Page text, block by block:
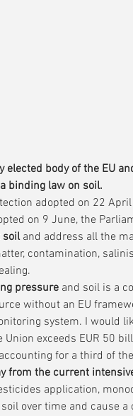
elected body of the EU
binding law on soil.
adopted on 22
on 9 June, the
soil and address all the
contamination,
pressure and soil is a
without an EU
system. I would
exceeds EUR 50
accounting for a third of
from the current
application,
over time and cause